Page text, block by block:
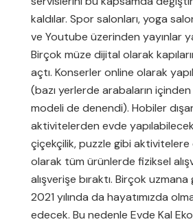
kaldılar. Spor salonları, yoga
ve Youtube üzerinden yayınlar
Birçok müze dijital olarak
açtı. Konserler online olarak
(bazı yerlerde arabaların
modeli de denendi). Hobiler
aktivitelerden evde
çiçekçilik, puzzle gibi
olarak tüm ürünlerde fiziksel
alışverişe bıraktı. Birçok
2021 yılında da hayatımızda
edecek. Bu nedenle Evde Kal